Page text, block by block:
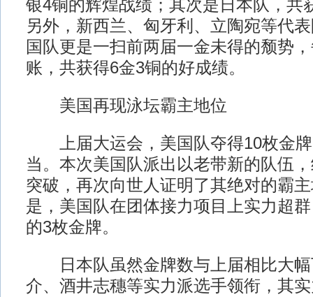
银4铜的辉煌战绩；其次是日本队，共
另外，新西兰、匈牙利、立陶宛等代
国队更是一扫前两届一金未得的颓势
账，共获得6金3铜的好成绩。
美国再现泳坛霸主地位
上届大运会，美国队夺得10枚金牌
当。本次美国队派出以老带新的队伍
突破，再次向世人证明了其绝对的霸
是，美国队在团体接力项目上实力超
的3枚金牌。
日本队虽然金牌数与上届相比大幅
介、酒井志穗等实力派选手领衔，其